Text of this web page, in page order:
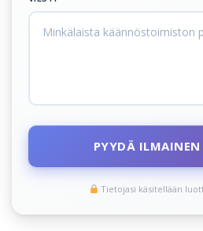
PYYDÄ ILMAINEN
Tietojasi käsitellään